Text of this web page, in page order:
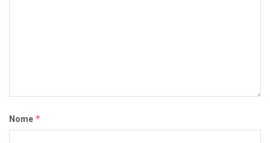
Nome *